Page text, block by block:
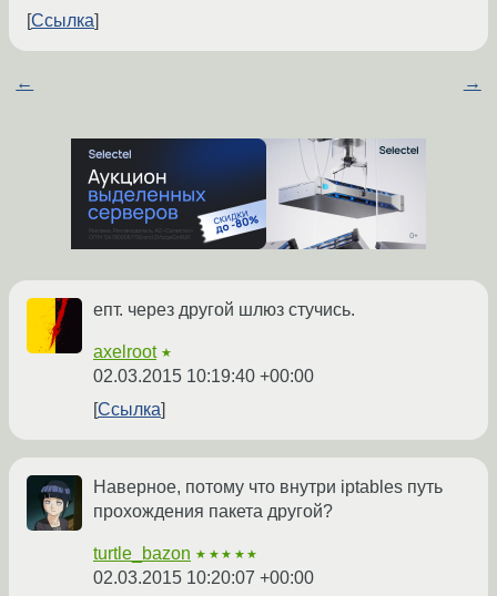
Ссылка
← →
епт. через другой шлюз стучись.
axelroot ★
02.03.2015 10:19:40 +00:00
Ссылка
Наверное, потому что внутри iptables путь
прохождения пакета другой?
turtle_bazon ★★★★★
02.03.2015 10:20:07 +00:00